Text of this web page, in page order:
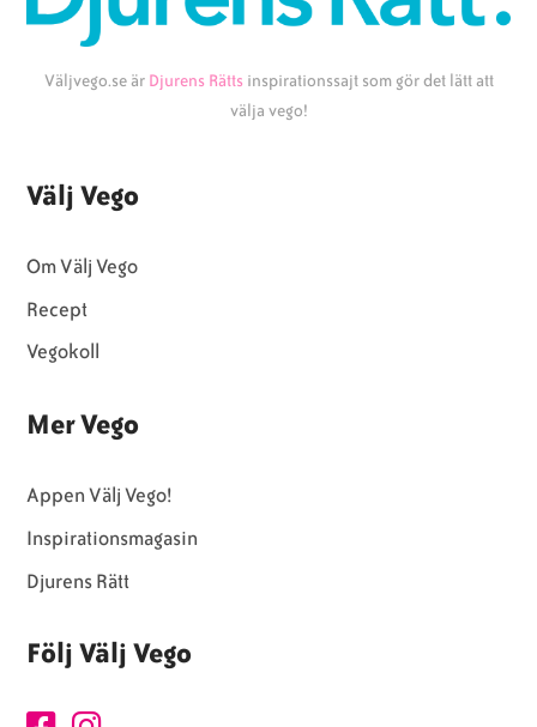
Väljvego.se är Djurens Rätts inspirationssajt som gör det lätt att
välja vego!
Välj Vego
Om Välj Vego
Recept
Vegokoll
Mer Vego
Appen Välj Vego!
Inspirationsmagasin
Djurens Rätt
Följ Välj Vego